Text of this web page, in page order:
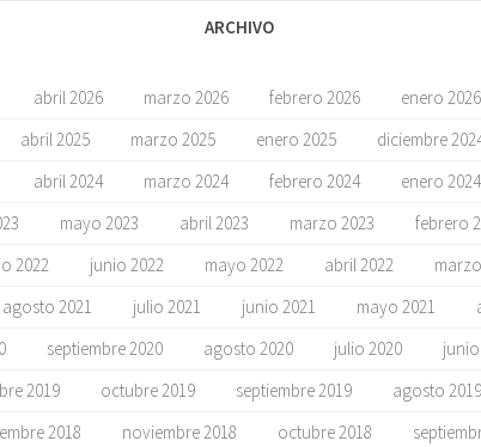
ARCHIVO
abril 2026 marzo 2026 febrero 2026 enero 2026
abril 2025 marzo 2025 enero 2025 diciembre
abril 2024 marzo 2024 febrero 2024 enero 2024
mayo 2023 abril 2023 marzo 2023 febrero
2022 junio 2022 mayo 2022 abril 2022
agosto 2021 julio 2021 junio 2021 mayo 2021
septiembre 2020 agosto 2020 julio 2020
2019 octubre 2019 septiembre 2019 agosto 2019
2018 noviembre 2018 octubre 2018